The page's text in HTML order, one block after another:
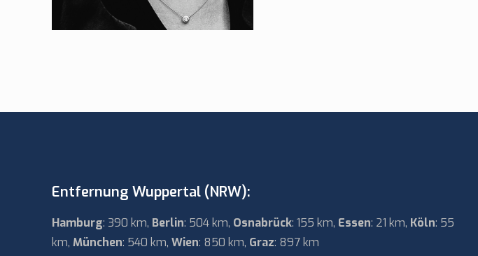
Entfernung Wuppertal (NRW):
Hamburg: 390 km, Berlin: 504 km, Osnabrück: 155 km, Essen: 21 km, Köln: 55
km, München: 540 km, Wien: 850 km, Graz: 897 km